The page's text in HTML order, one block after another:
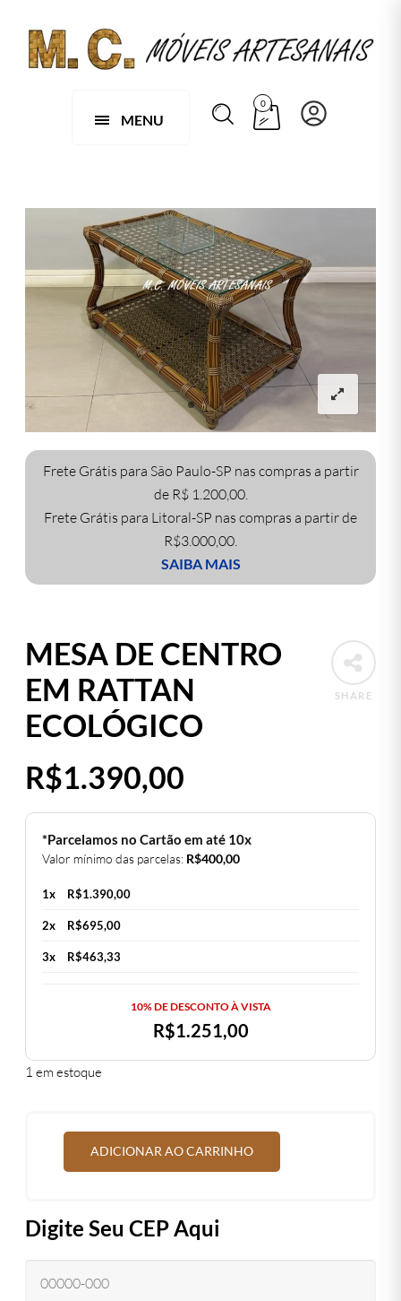
MENU
0
Frete Grátis para São Paulo-SP nas compras a partir
de R$ 1.200,00.
Frete Grátis para Litoral-SP nas compras a partir de
R$3.000,00.
SAIBA MAIS
SHARE
MESA DE CENTRO
EM RATTAN
ECOLÓGICO
R$1.390,00
*Parcelamos no Cartão em até 10x
Valor mínimo das parcelas: R$400,00
1x R$1.390,00
2x R$695,00
3x R$463,33
10% DE DESCONTO À VISTA
R$1.251,00
1 em estoque
ADICIONAR AO CARRINHO
Digite Seu CEP Aqui